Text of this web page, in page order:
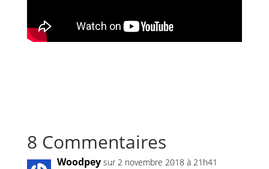
8 Commentaires
Woodpey sur 2 novembre 2018 à 21h41